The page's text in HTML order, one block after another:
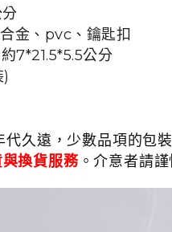
金、pvc、 鑰匙扣
約7*21.5*5.5公分
代久遠，少數品項的包
換貨服務。介意者請